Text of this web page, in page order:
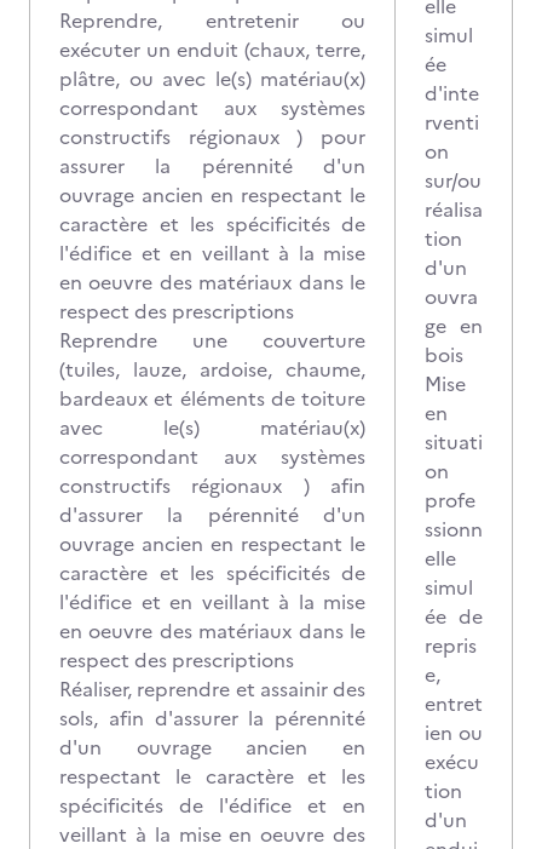
Reprendre, entretenir ou
exécuter un enduit (chaux, terre,
plâtre, ou avec le(s) matériau(x)
correspondant aux systèmes
constructifs régionaux ) pour
assurer la pérennité d'un
ouvrage ancien en respectant le
caractère et les spécificités de
l'édifice et en veillant à la mise
en oeuvre des matériaux dans le
respect des prescriptions
Reprendre une couverture
(tuiles, lauze, ardoise, chaume,
bardeaux et éléments de toiture
avec le(s) matériau(x)
correspondant aux systèmes
constructifs régionaux ) afin
d'assurer la pérennité d'un
ouvrage ancien en respectant le
caractère et les spécificités de
l'édifice et en veillant à la mise
en oeuvre des matériaux dans le
respect des prescriptions
Réaliser, reprendre et assainir des
sols, afin d'assurer la pérennité
d'un ouvrage ancien en
respectant le caractère et les
spécificités de l'édifice et en
veillant à la mise en oeuvre des
elle
simul
ée
d'inte
rventi
on
sur/ou
réalisa
tion
d'un
ouvra
ge en
bois
Mise
en
situati
on
profe
ssionn
elle
simul
ée de
repris
e,
entret
ien ou
exécu
tion
d'un